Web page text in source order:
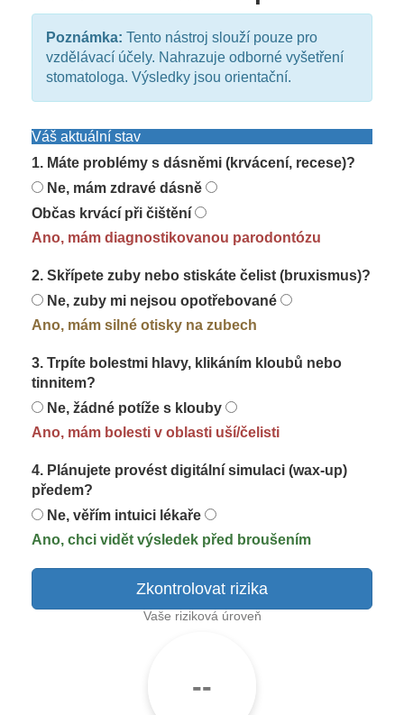
Poznámka: Tento nástroj slouží pouze pro
vzdělávací účely. Nahrazuje odborné vyšetření
stomatologa. Výsledky jsou orientační.
Váš aktuální stav
1. Máte problémy s dásněmi (krvácení, recese)?
Ne, mám zdravé dásně
Občas krvácí při čištění
Ano, mám diagnostikovanou parodontózu
2. Skřípete zuby nebo stiskáte čelist (bruxismus)?
Ne, zuby mi nejsou opotřebované
Ano, mám silné otisky na zubech
3. Trpíte bolestmi hlavy, klikáním kloubů nebo
tinnitem?
Ne, žádné potíže s klouby
Ano, mám bolesti v oblasti uší/čelisti
4. Plánujete provést digitální simulaci (wax-up)
předem?
Ne, věřím intuici lékaře
Ano, chci vidět výsledek před broušením
Zkontrolovat rizika
Vaše riziková úroveň
--